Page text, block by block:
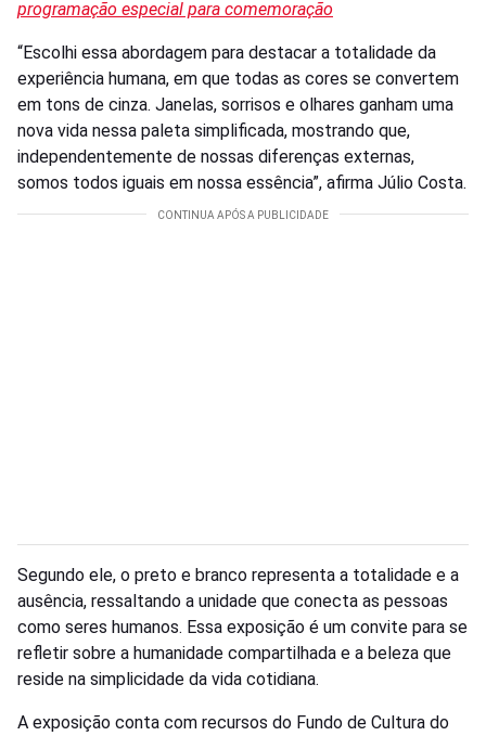
programação especial para comemoração
“Escolhi essa abordagem para destacar a totalidade da
experiência humana, em que todas as cores se convertem
em tons de cinza. Janelas, sorrisos e olhares ganham uma
nova vida nessa paleta simplificada, mostrando que,
independentemente de nossas diferenças externas,
somos todos iguais em nossa essência”, afirma Júlio Costa.
Segundo ele, o preto e branco representa a totalidade e a
ausência, ressaltando a unidade que conecta as pessoas
como seres humanos. Essa exposição é um convite para se
refletir sobre a humanidade compartilhada e a beleza que
reside na simplicidade da vida cotidiana.
A exposição conta com recursos do Fundo de Cultura do